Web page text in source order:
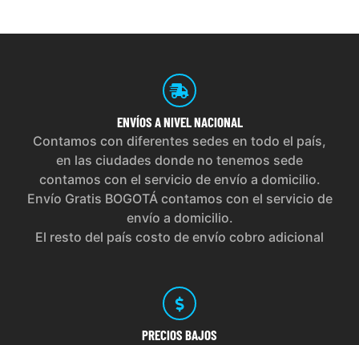
ENVÍOS A NIVEL NACIONAL
Contamos con diferentes sedes en todo el país,
en las ciudades donde no tenemos sede
contamos con el servicio de envío a domicilio.
Envío Gratis BOGOTÁ contamos con el servicio de
envío a domicilio.
El resto del país costo de envío cobro adicional
PRECIOS BAJOS